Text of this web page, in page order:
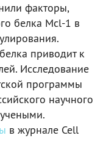
факторы,
белка Mcl-1 в
приводит к
Исследование
программы
научного
в журнале Cell